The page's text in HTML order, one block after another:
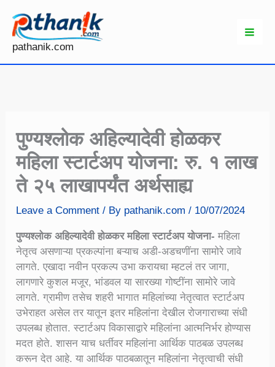
content
pathanik.com
पुण्यश्लोक अहिल्यादेवी होळकर
महिला स्टार्टअप योजना: रु. १ लाख
ते २५ लाखापर्यंत अर्थसाह्य
Leave a Comment / By pathanik.com/ 10/07/2024
पुण्यश्लोक अहिल्यादेवी होळकर महिला स्टार्टअप योजना- महिला
नेतृत्व असणाऱ्या प्रकल्पांना बऱ्याच अडी-अडचणींना सामोरे जावे
लागते. एखादा नवीन प्रकल्प उभा करायचा म्हटलं तर जागा,
लागणारे कुशल मजूर, भांडवल या सारख्या गोष्टींना सामोरे जावे
लागते. ग्रामीण तसेच शहरी भागात महिलांच्या नेतृत्वात स्टार्टअप
उभेराहत असेल तर यातून इतर महिलांना देखील रोजगाराच्या संधी
उपलब्ध होतात. स्टार्टअप विकासाद्वारे महिलांना आत्मनिर्भर होण्यास
मदत होते. शासन याच धर्तीवर महिलांना आर्थिक पाठबळ उपलब्ध
करून देत आहे. या आर्थिक पाठबळातून महिलांना नेतृत्वाची संधी